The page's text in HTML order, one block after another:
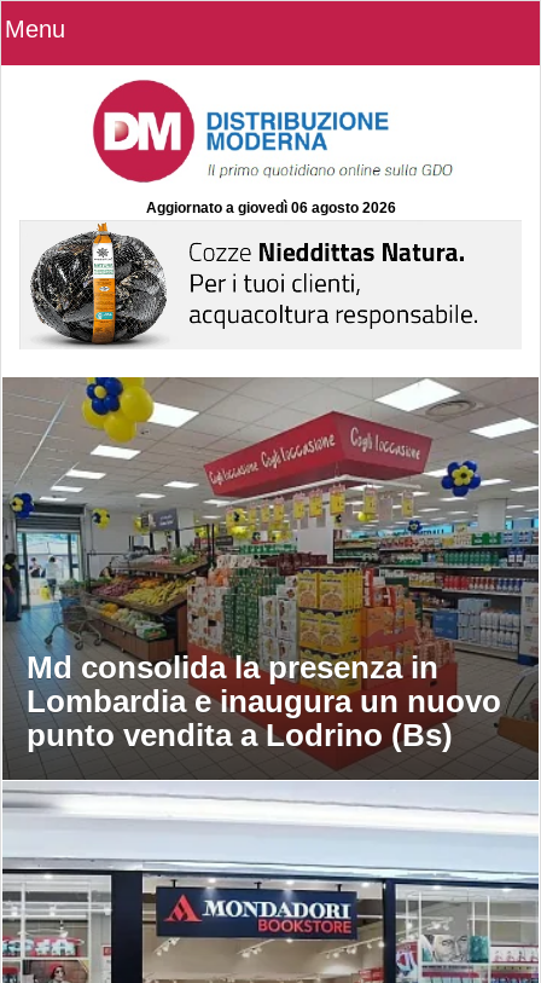
Menu
Aggiornato a giovedì 06 agosto 2026
Md consolida la presenza in
Lombardia e inaugura un nuovo
punto vendita a Lodrino (Bs)